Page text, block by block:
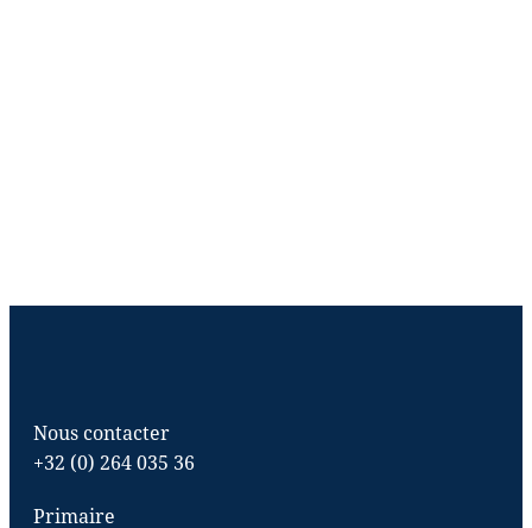
Nous contacter
+32 (0) 264 035 36
Primaire